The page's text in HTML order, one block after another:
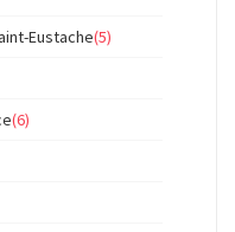
Eustache(5)
(6)